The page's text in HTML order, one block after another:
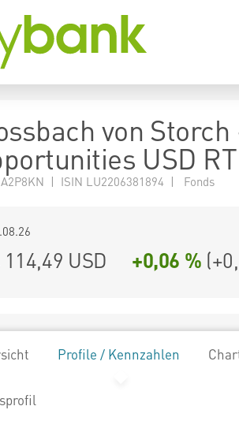
von
USD RT
| ISIN LU2206381894 | Fonds
114,49 USD +0,06 % (
Profile / Kennzahlen